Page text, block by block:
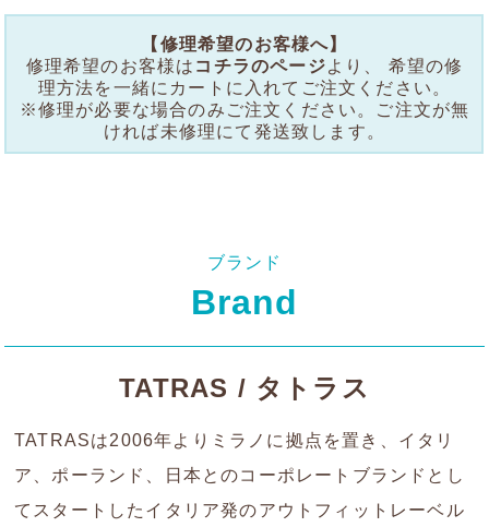
【修理希望のお客様へ】
修理希望のお客様は コチラのページより、 希望の修
理方法を一緒にカートに入れてご注文ください。
※修理が必要な場合のみご注文ください。ご注文が無
ければ未修理にて発送致します。
ブランド
Brand
TATRAS / タトラス
TATRASは2006年よりミラノに拠点を置き、イタリ
ア、ポーランド、日本とのコーポレートブランドとし
てスタートしたイタリア発のアウトフィットレーベル